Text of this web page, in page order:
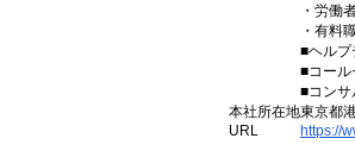
・労働
・有料
■ヘルプ
■コール
■コンサ
本社所在地東京都
URL
https://